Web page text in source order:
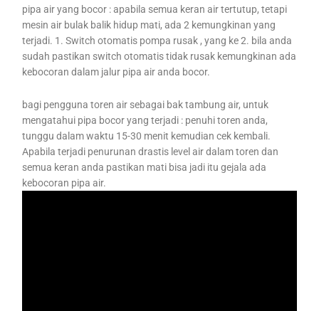
pipa air yang bocor : apabila semua keran air tertutup, tetapi
mesin air bulak balik hidup mati, ada 2 kemungkinan yang
terjadi. 1. Switch otomatis pompa rusak , yang ke 2. bila anda
sudah pastikan switch otomatis tidak rusak kemungkinan ada
kebocoran dalam jalur pipa air anda bocor.
bagi pengguna toren air sebagai bak tambung air, untuk
mengatahui pipa bocor yang terjadi : penuhi toren anda,
tunggu dalam waktu 15-30 menit kemudian cek kembali.
Apabila terjadi penurunan drastis level air dalam toren dan
semua keran anda pastikan mati bisa jadi itu gejala ada
kebocoran pipa air.